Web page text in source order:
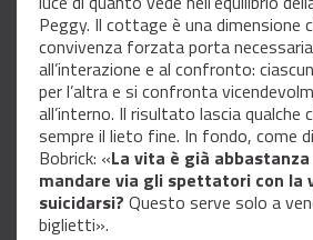
Peggy. Il cottage è una dimensione
convivenza forzata porta
all’interazione e al confronto:
per l’altra e si confronta
all’interno. Il risultato lascia qualche
sempre il lieto fine. In fondo, come
Bobrick: «La vita è già
mandare via gli spettatori con la
suicidarsi? Questo serve solo a
biglietti».